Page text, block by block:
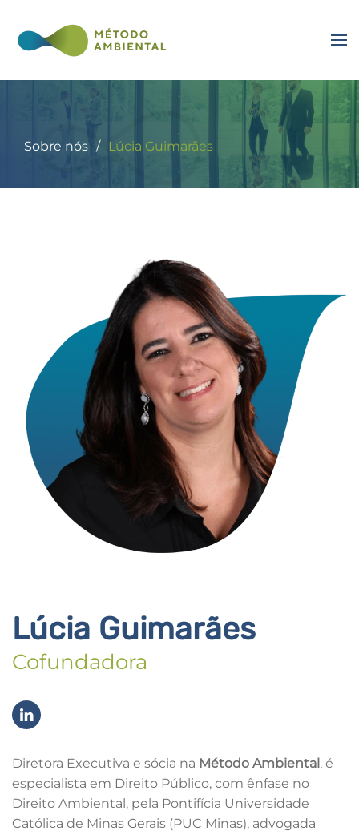
Sobre nós Lúcia Guimarães
Lúcia Guimarães
Cofundadora
Diretora Executiva e sócia na Método Ambiental, é
especialista em Direito Público, com ênfase no
Direito Ambiental, pela Pontifícia Universidade
Católica de Minas Gerais (PUC Minas), advogada